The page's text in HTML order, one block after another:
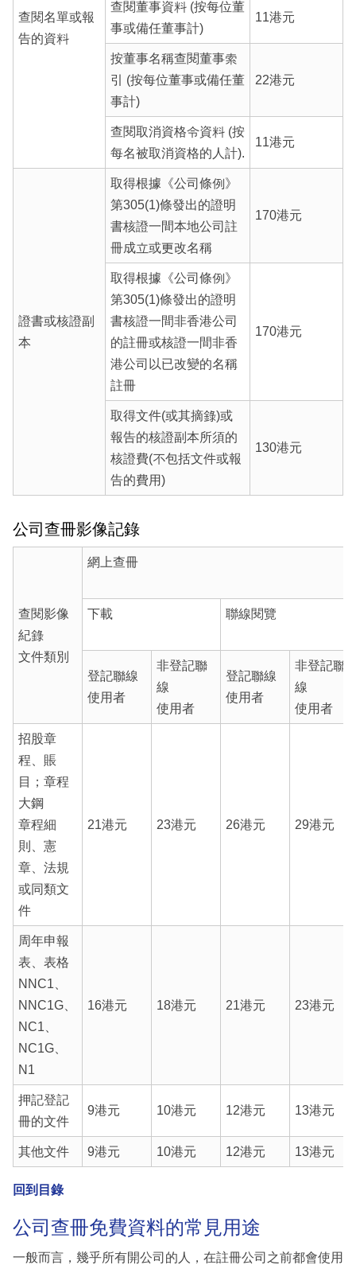
查閱名單或報
告的資料
查閱董事資料 (按每位董
事或備任董事計)
11港元
按董事名稱查閱董事索
引 (按每位董事或備任董
事計)
22港元
查閱取消資格令資料 (按
每名被取消資格的人計).
11港元
證書或核證副
本
取得根據《公司條例》
第305(1)條發出的證明
書核證一間本地公司註
冊成立或更改名稱
170港元
取得根據《公司條例》
第305(1)條發出的證明
書核證一間非香港公司
的註冊或核證一間非香
港公司以已改變的名稱
註冊
170港元
取得文件(或其摘錄)或
報告的核證副本所須的
核證費(不包括文件或報
告的費用)
130港元
公司查冊影像記錄
查閱影像
紀錄
文件類別
網上查冊
下載 聯線閱覽
登記聯線
使用者
非登記聯
線
使用者
登記聯線
使用者
非登記聯
線
使用者
招股章
程、賬
目；章程
大鋼
章程細
則、憲
章、法規
或同類文
件
21港元 23港元 26港元 29港元
周年申報
表、表格
NNC1、
NNC1G、
NC1、
NC1G、
N1
16港元 18港元 21港元 23港元
押記登記
冊的文件
9港元 10港元 12港元 13港元
其他文件 9港元 10港元 12港元 13港元
回到目錄
公司查冊免費資料的常見用途
一般而言，幾乎所有開公司的人，在註冊公司之前都會使用